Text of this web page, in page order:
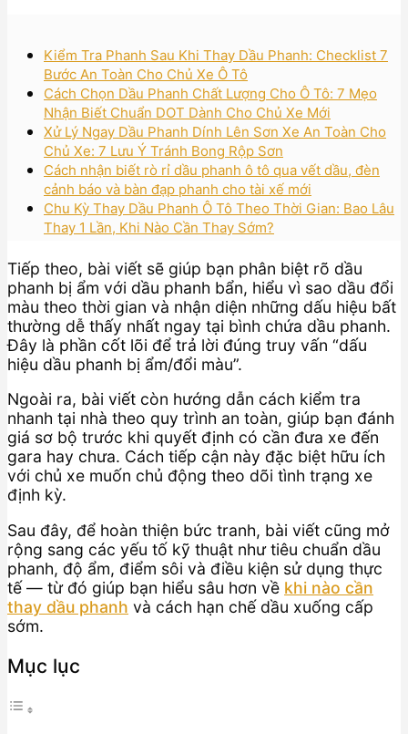
Kiểm Tra Phanh Sau Khi Thay Dầu Phanh: Checklist 7
Bước An Toàn Cho Chủ Xe Ô Tô
Cách Chọn Dầu Phanh Chất Lượng Cho Ô Tô: 7 Mẹo
Nhận Biết Chuẩn DOT Dành Cho Chủ Xe Mới
Xử Lý Ngay Dầu Phanh Dính Lên Sơn Xe An Toàn Cho
Chủ Xe: 7 Lưu Ý Tránh Bong Rộp Sơn
Cách nhận biết rò rỉ dầu phanh ô tô qua vết dầu, đèn
cảnh báo và bàn đạp phanh cho tài xế mới
Chu Kỳ Thay Dầu Phanh Ô Tô Theo Thời Gian: Bao Lâu
Thay 1 Lần, Khi Nào Cần Thay Sớm?
Tiếp theo, bài viết sẽ giúp bạn phân biệt rõ dầu
phanh bị ẩm với dầu phanh bẩn, hiểu vì sao dầu đổi
màu theo thời gian và nhận diện những dấu hiệu bất
thường dễ thấy nhất ngay tại bình chứa dầu phanh.
Đây là phần cốt lõi để trả lời đúng truy vấn “dấu
hiệu dầu phanh bị ẩm/đổi màu”.
Ngoài ra, bài viết còn hướng dẫn cách kiểm tra
nhanh tại nhà theo quy trình an toàn, giúp bạn đánh
giá sơ bộ trước khi quyết định có cần đưa xe đến
gara hay chưa. Cách tiếp cận này đặc biệt hữu ích
với chủ xe muốn chủ động theo dõi tình trạng xe
định kỳ.
Sau đây, để hoàn thiện bức tranh, bài viết cũng mở
rộng sang các yếu tố kỹ thuật như tiêu chuẩn dầu
phanh, độ ẩm, điểm sôi và điều kiện sử dụng thực
tế — từ đó giúp bạn hiểu sâu hơn về khi nào cần
thay dầu phanh và cách hạn chế dầu xuống cấp
sớm.
Mục lục